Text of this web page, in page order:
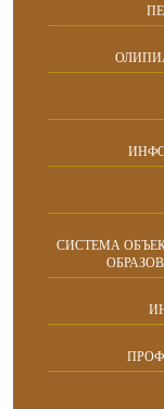
CИСТЕМА